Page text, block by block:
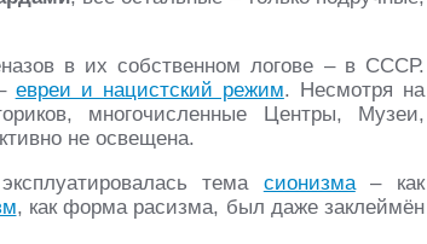
в их собственном логове – в СССР.
евреи и нацистский режим. Несмотря на
многочисленные Центры, Музеи,
не освещена.
тема сионизма– как
, как форма расизма, был даже заклеймён